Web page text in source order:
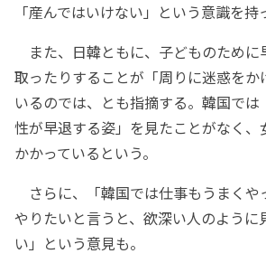
「産んではいけない」という意識を持
また、日韓ともに、子どものために
取ったりすることが「周りに迷惑をか
いるのでは、とも指摘する。韓国で
性が早退する姿」を見たことがなく、
かかっているという。
さらに、「韓国では仕事もうまくや
やりたいと言うと、欲深い人のように
い」という意見も。